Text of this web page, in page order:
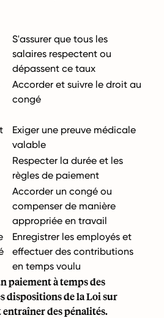
S'assurer que tous les
salaires respectent ou
dépassent ce taux
Accorder et suivre le droit au
congé
Exiger une preuve médicale
valable
Respecter la durée et les
règles de paiement
Accorder un congé ou
compenser de manière
appropriée en travail
Enregistrer les employés et
effectuer des contributions
en temps voulu
paiement à temps des
dispositions de la Loi sur
des pénalités.